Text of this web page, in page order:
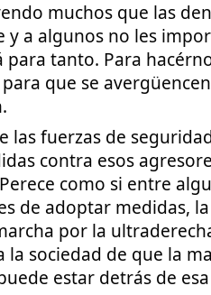
muchos que las
y a algunos no les
para tanto. Para
que se
las fuerzas de
contra esos
como si entre
de adoptar medidas,
por la
la sociedad de que la
estar detrás de